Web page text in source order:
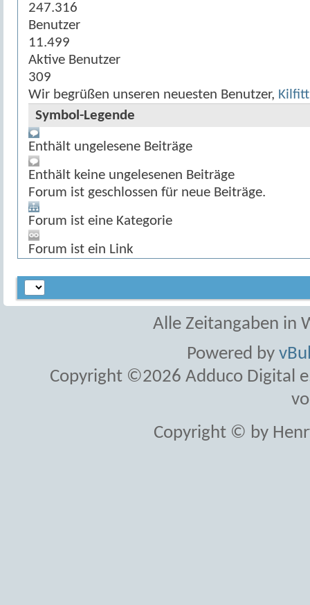
247.316
Benutzer
11.499
Aktive Benutzer
309
Wir begrüßen unseren neuesten Benutzer,
Symbol-Legende
Enthält ungelesene Beiträge
Enthält keine ungelesenen Beiträge
Forum ist geschlossen für neue Beiträge.
Forum ist eine Kategorie
Forum ist ein Link
Alle Zeitangaben in
Powered by
Copyright ©2026 Adduco Digital
Copyright © by